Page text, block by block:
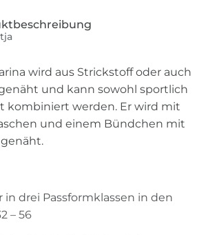
wird aus Strickstoff oder auch
und kann sowohl sportlich
kombiniert werden. Er wird mit
und einem Bündchen mit
drei Passformklassen in den
– 56